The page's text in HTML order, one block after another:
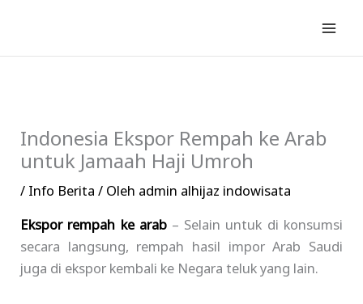
konten
Indonesia Ekspor Rempah ke Arab
untuk Jamaah Haji Umroh
/ Info Berita / Oleh admin alhijaz indowisata
Ekspor rempah ke arab– Selain untuk di konsumsi
secara langsung, rempah hasil impor Arab Saudi
juga di ekspor kembali ke Negara teluk yang lain.